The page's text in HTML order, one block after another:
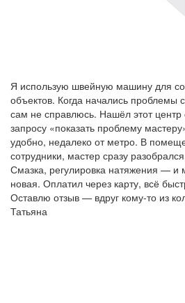
Я использую швейную машину для
объектов. Когда начались проблемы
сам не справлюсь. Нашёл этот центр
запросу «показать проблему
удобно, недалеко от метро. В
сотрудники, мастер сразу
Смазка, регулировка натяжения — и
новая. Оплатил через карту, всё
Оставлю отзыв — вдруг кому-то из
Татьяна